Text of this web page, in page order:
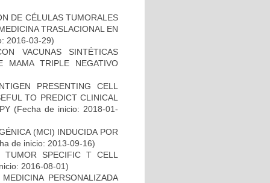
DE CÉLULAS TUMORALES
TRASLACIONAL EN
2016-03-29)
VACUNAS SINTÉTICAS
MAMA TRIPLE NEGATIVO
PRESENTING CELL
TO PREDICT CLINICAL
(Fecha de inicio: 2018-01-
(MCI) INDUCIDA POR
de inicio: 2013-09-16)
TUMOR SPECIFIC T CELL
2016-08-01)
PERSONALIZADA